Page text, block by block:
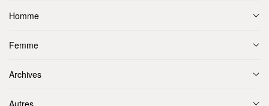
Homme
Femme
Archives
Autres